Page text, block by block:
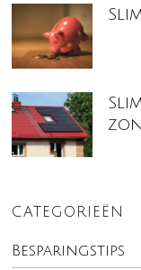
CATEGORIEËN
Besparingstips